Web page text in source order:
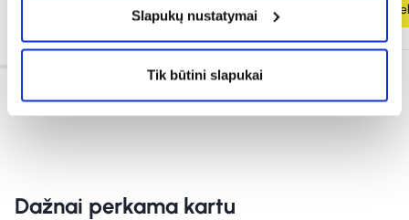
Slapukų nustatymai
Tik būtini slapukai
Į krepšelį Į
Dažnai perkama kartu